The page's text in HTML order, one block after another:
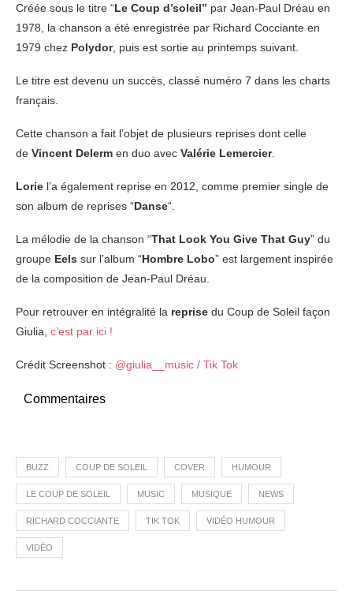
Créée sous le titre “Le Coup d’soleil” par Jean-Paul Dréau en
1978, la chanson a été enregistrée par Richard Cocciante en
1979 chez Polydor, puis est sortie au printemps suivant.
Le titre est devenu un succès, classé numéro 7 dans les charts
français.
Cette chanson a fait l’objet de plusieurs reprises dont celle
de Vincent Delerm en duo avec Valérie Lemercier.
Lorie l’a également reprise en 2012, comme premier single de
son album de reprises “Danse“.
La mélodie de la chanson “That Look You Give That Guy” du
groupe Eels sur l’album “Hombre Lobo” est largement inspirée
de la composition de Jean-Paul Dréau.
Pour retrouver en intégralité la reprise du Coup de Soleil façon
Giulia, c’est par ici !
Crédit Screenshot : @giulia__music / Tik Tok
Commentaires
BUZZ COUP DE SOLEIL COVER HUMOUR
LE COUP DE SOLEIL MUSIC MUSIQUE NEWS
RICHARD COCCIANTE TIK TOK VIDÉO HUMOUR
VIDÉO